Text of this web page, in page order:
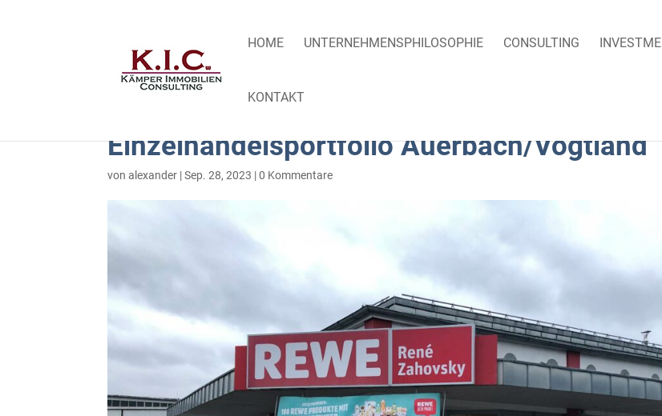
HOME UNTERNEHMENSPHILOSOPHIE CONSULTING
KONTAKT
Einzelhandelsportfolio Auerbach/Vogtland
vonalexander |Sep. 28, 2023 |0 Kommentare